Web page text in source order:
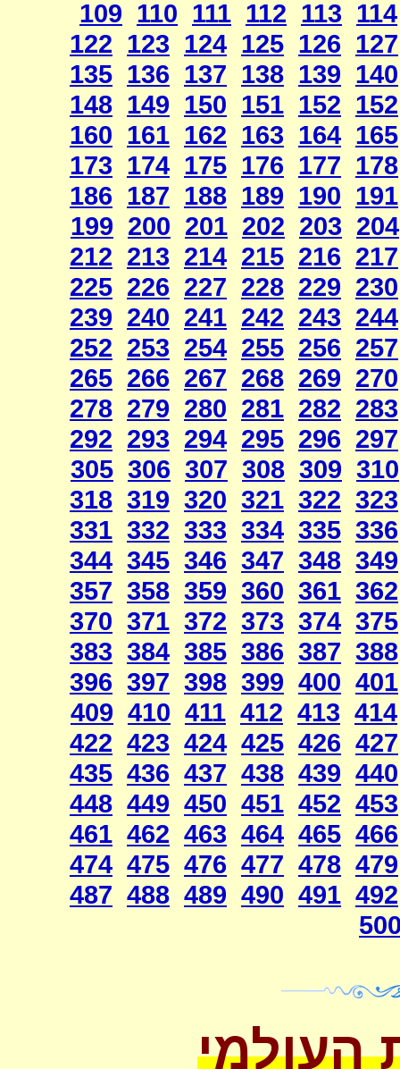
109 110 111 112 113 114
122 123 124 125 126 127
135 136 137 138 139 140
148 149 150 151 152 152
160 161 162 163 164 165
173 174 175 176 177 178
186 187 188 189 190 191
199 200 201 202 203 204
212 213 214 215 216 217
225 226 227 228 229 230
239 240 241 242 243 244
252 253 254 255 256 257
265 266 267 268 269 270
278 279 280 281 282 283
292 293 294 295 296 297
305 306 307 308 309 310
318 319 320 321 322 323
331 332 333 334 335 336
344 345 346 347 348 349
357 358 359 360 361 362
370 371 372 373 374 375
383 384 385 386 387 388
396 397 398 399 400 401
409 410 411 412 413 414
422 423 424 425 426 427
435 436 437 438 439 440
448 449 450 451 452 453
461 462 463 464 465 466
474 475 476 477 478 479
487 488 489 490 491 492
העולמי